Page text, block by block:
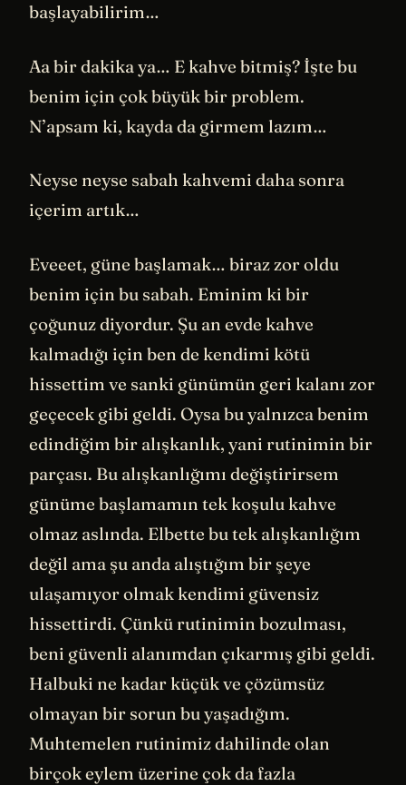
başlayabilirim…
Aa bir dakika ya… E kahve bitmiş? İşte bu
benim için çok büyük bir problem.
N’apsam ki, kayda da girmem lazım…
Neyse neyse sabah kahvemi daha sonra
içerim artık…
Eveeet, güne başlamak… biraz zor oldu
benim için bu sabah. Eminim ki bir
çoğunuz diyordur. Şu an evde kahve
kalmadığı için ben de kendimi kötü
hissettim ve sanki günümün geri kalanı zor
geçecek gibi geldi. Oysa bu yalnızca benim
edindiğim bir alışkanlık, yani rutinimin bir
parçası. Bu alışkanlığımı değiştirirsem
günüme başlamamın tek koşulu kahve
olmaz aslında. Elbette bu tek alışkanlığım
değil ama şu anda alıştığım bir şeye
ulaşamıyor olmak kendimi güvensiz
hissettirdi. Çünkü rutinimin bozulması,
beni güvenli alanımdan çıkarmış gibi geldi.
Halbuki ne kadar küçük ve çözümsüz
olmayan bir sorun bu yaşadığım.
Muhtemelen rutinimiz dahilinde olan
birçok eylem üzerine çok da fazla